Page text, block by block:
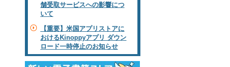
舗受取サービスへの影響につ
いて
【重要】米国アプリストアに
おけるKinoppyアプリ ダウン
ロード一時停止のお知らせ